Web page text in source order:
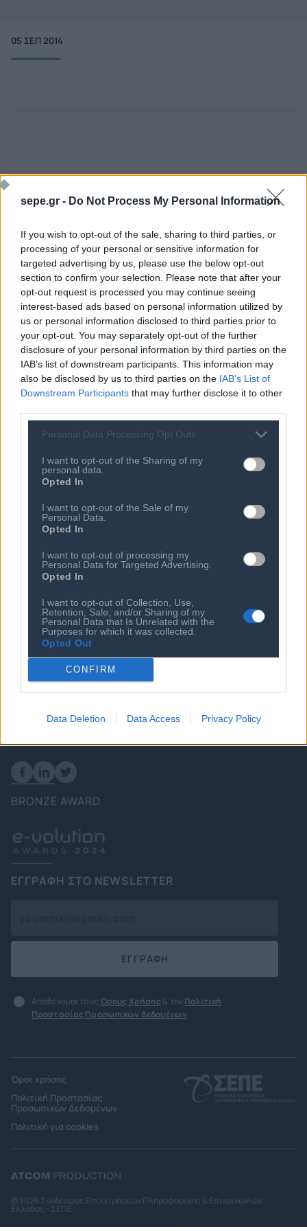
sepe.gr - Do Not Process My Personal Information
If you wish to opt-out of the sale, sharing to third parties, or
processing of your personal or sensitive information for
targeted advertising by us, please use the below opt-out
section to confirm your selection. Please note that after your
opt-out request is processed you may continue seeing
interest-based ads based on personal information utilized by
us or personal information disclosed to third parties prior to
your opt-out. You may separately opt-out of the further
disclosure of your personal information by third parties on the
IAB’s list of downstream participants. This information may
also be disclosed by us to third parties on the IAB’s List of
Downstream Participants that may further disclose it to other
Personal Data Processing Opt Outs
I want to opt-out of the Sharing of my
personal data.
Opted In
I want to opt-out of the Sale of my
Personal Data.
Opted In
I want to opt-out of processing my
Personal Data for Targeted Advertising.
Opted In
I want to opt-out of Collection, Use,
Retention, Sale, and/or Sharing of my
Personal Data that Is Unrelated with the
Purposes for which it was collected.
Opted Out
CONFIRM
Data Deletion Data Access Privacy Policy
05 ΣΕΠ 2014
Ποιος είναι ο ΣΕΠΕ
Καταστατικό
Κώδικας Δεοντολογίας
Κανονισμός Διαιτησίας
Ιστορικό
Διοικητικό Συμβούλιο/
Αιρετά Όργανα
Διοικητικό Προσωπικό &
Συνεργάτες
Επιχειρήσεις - Μέλη
Εγγραφή Νέου Μέλους
Προνόμια Μελών
Επιτροπές & Ομάδες
Εργασίας
Εκδηλώσεις
Προκηρύξεις -
Ευκαιρίες Καριέρας
Ο ΣΕΠΕ είναι Μέλος
Διεθνών Οργανισμών
Τεχνολογικά Νέα
Άρθρα & Συνεντεύξεις
Startups
Επικοινωνία
Πολιτική
Επιχειρήσεις
Καιρός
BRONZE AWARD
ΕΓΓΡΑΦΗ ΣΤΟ NEWSLETTER
ΕΓΓΡΑΦΗ
Αποδέχομαι τους Όρους Χρήσης & την Πολιτική
Προστασίας Προσωπικών Δεδομένων
Όροι χρήσης
Πολιτική Προστασίας
Προσωπικών Δεδομένων
Πολιτική για cookies
© 2026 Σύνδεσμος Επιχειρήσεων Πληροφορικής & Επικοινωνιών
Ελλάδας - ΣΕΠΕ